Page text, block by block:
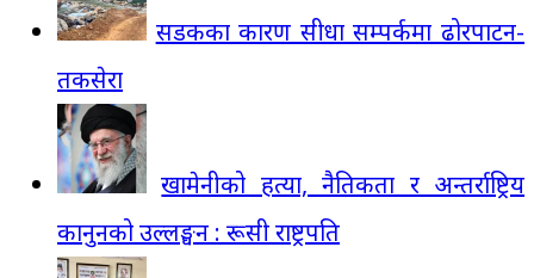
सडकका कारण सीधा सम्पर्कमा ढोरपाटन-
तकसेरा
खामेनीको हत्या, नैतिकता र अन्तर्राष्ट्रिय
कानुनको उल्लङ्घन : रूसी राष्ट्रपति